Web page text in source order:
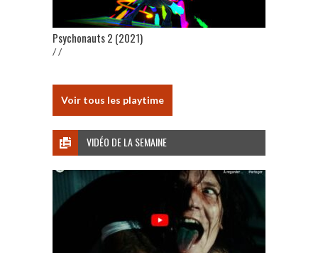
Psychonauts 2 (2021)
/ /
Voir tous les playtime
VIDÉO DE LA SEMAINE